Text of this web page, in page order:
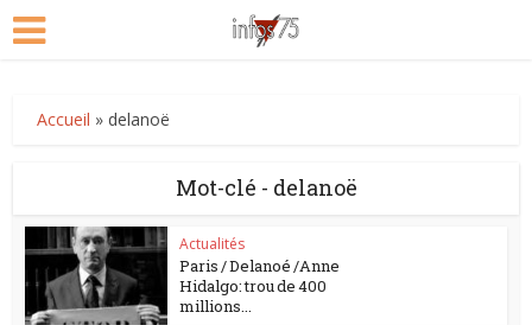
Accueil » delanoë
Mot-clé - delanoë
Actualités
Paris / Delanoé /Anne
Hidalgo: trou de 400
millions...